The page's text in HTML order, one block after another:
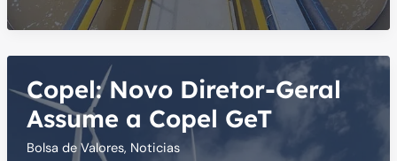
emite
R$
em
debêntures
Copel: Novo Diretor-Geral
Assume a Copel GeT
Bolsa de Valores, Noticias